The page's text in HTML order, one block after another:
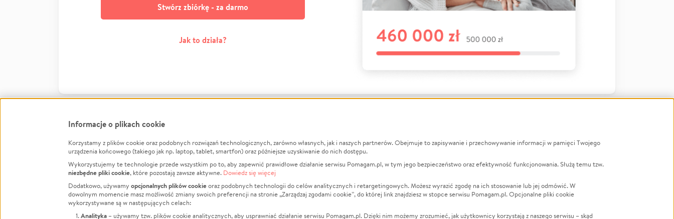
Stwórz zbiórkę - za darmo
Jak to działa?
FacebookTwitter Instagram
LinkedInTikTok Youtube
Informacje
Jak to działa?
Regulamin
Polityka Prywatności
O nas
Opinie
Raporty
Za darmo
Zbieraj na
Leczenie
Zwierzęta
Pożar
LGBTQ+
Powódź
Wichura
Informacje o plikach cookie
Korzystamy z plików cookie oraz podobnych rozwiązań technologicznych, zarówno własnych, jak i naszych partnerów. Obejmuje to zapisywanie i przechowywanie informacji w pamięci Twojego
urządzenia końcowego (takiego jak np. laptop, tablet, smartfon) oraz późniejsze uzyskiwanie do nich dostępu.
Wykorzystujemy te technologie przede wszystkim po to, aby zapewnić prawidłowe działanie serwisu Pomagam.pl, w tym jego bezpieczeństwo oraz efektywność funkcjonowania. Służą temu tzw.
niezbędne pliki cookie, które pozostają zawsze aktywne. Dowiedz się więcej
Dodatkowo, używamy opcjonalnych plików cookieoraz podobnych technologii do celów analitycznych i retargetingowych. Możesz wyrazić zgodę na ich stosowanie lub jej odmówić. W
dowolnym momencie masz możliwość zmiany swoich preferencji na stronie „Zarządzaj zgodami cookie”, do której link znajdziesz w stopce serwisu Pomagam.pl. Opcjonalne pliki cookie
wykorzystywane są w następujących celach:
Analityka – używamy tzw. plików cookie analitycznych, aby usprawniać działanie serwisu Pomagam.pl. Dzięki nim możemy zrozumieć, jak użytkownicy korzystają z naszego serwisu – skąd